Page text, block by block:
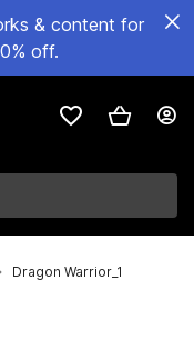
& content for
off.
Dragon Warrior_1